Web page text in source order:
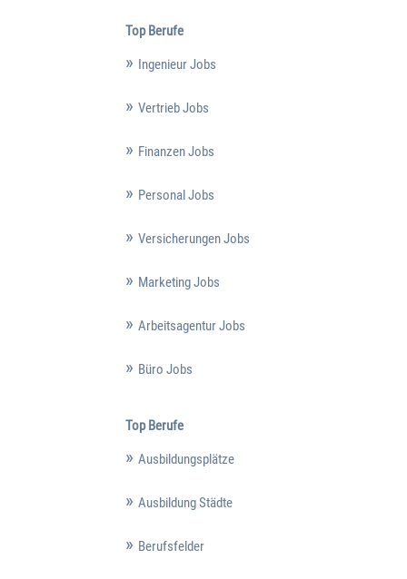
Top Berufe
Ingenieur Jobs
Vertrieb Jobs
Finanzen Jobs
Personal Jobs
Versicherungen Jobs
Marketing Jobs
Arbeitsagentur Jobs
Büro Jobs
Top Berufe
Ausbildungsplätze
Ausbildung Städte
Berufsfelder